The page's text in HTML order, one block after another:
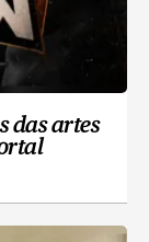
das artes